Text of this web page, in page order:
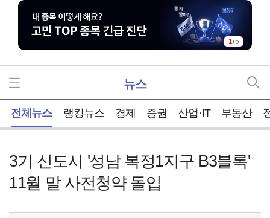
1/5
뉴스
전체뉴스 랭킹뉴스 경제 증권 산업·IT 부동산
3기 신도시 '성남 복정1지구 B3블록'
11월 말 사전청약 돌입